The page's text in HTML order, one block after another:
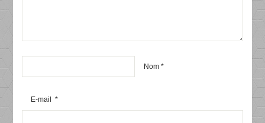
Nom *
E-mail*